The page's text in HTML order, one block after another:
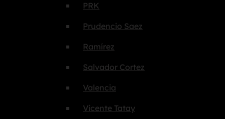
PRK
Prudencio Saez
Ramírez
Salvador Cortez
Valencia
Vicente Tatay